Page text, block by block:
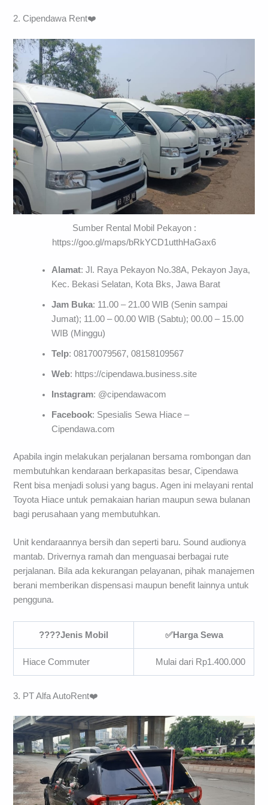
2. Cipendawa Rent❤️
Sumber Rental Mobil Pekayon :
https://goo.gl/maps/bRkYCD1utthHaGax6
Alamat: Jl. Raya Pekayon No.38A, Pekayon Jaya,
Kec. Bekasi Selatan, Kota Bks, Jawa Barat
Jam Buka: 11.00 – 21.00 WIB (Senin sampai
Jumat); 11.00 – 00.00 WIB (Sabtu); 00.00 – 15.00
WIB (Minggu)
Telp: 08170079567, 08158109567
Web: https://cipendawa.business.site
Instagram: @cipendawacom
Facebook: Spesialis Sewa Hiace –
Cipendawa.com
Apabila ingin melakukan perjalanan bersama rombongan dan
membutuhkan kendaraan berkapasitas besar, Cipendawa
Rent bisa menjadi solusi yang bagus. Agen ini melayani rental
Toyota Hiace untuk pemakaian harian maupun sewa bulanan
bagi perusahaan yang membutuhkan.
Unit kendaraannya bersih dan seperti baru. Sound audionya
mantab. Drivernya ramah dan menguasai berbagai rute
perjalanan. Bila ada kekurangan pelayanan, pihak manajemen
berani memberikan dispensasi maupun benefit lainnya untuk
pengguna.
????Jenis Mobil ✅Harga Sewa
Hiace Commuter Mulai dari Rp1.400.000
3. PT Alfa AutoRent❤️